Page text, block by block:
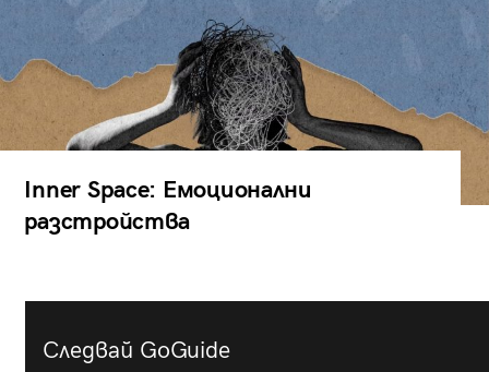
Inner Space: Емоционални
разстройства
Следвай GoGuide